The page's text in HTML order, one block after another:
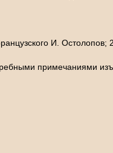
И. Остолопов; 2
примечаниями